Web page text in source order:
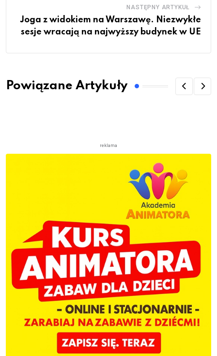
NASTĘPNY ARTYKUŁ
Joga z widokiem na Warszawę. Niezwykłe
sesje wracają na najwyższy budynek w UE
Powiązane Artykuły
reklama